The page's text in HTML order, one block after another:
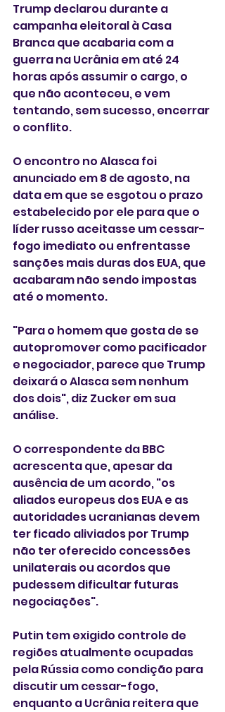
Trump declarou durante a
campanha eleitoral à Casa
Branca que acabaria com a
guerra na Ucrânia em até 24
horas após assumir o cargo, o
que não aconteceu, e vem
tentando, sem sucesso, encerrar
o conflito.
O encontro no Alasca foi
anunciado em 8 de agosto, na
data em que se esgotou o prazo
estabelecido por ele para que o
líder russo aceitasse um cessar-
fogo imediato ou enfrentasse
sanções mais duras dos EUA, que
acabaram não sendo impostas
até o momento.
"Para o homem que gosta de se
autopromover como pacificador
e negociador, parece que Trump
deixará o Alasca sem nenhum
dos dois", diz Zucker em sua
análise.
O correspondente da BBC
acrescenta que, apesar da
ausência de um acordo, "os
aliados europeus dos EUA e as
autoridades ucranianas devem
ter ficado aliviados por Trump
não ter oferecido concessões
unilaterais ou acordos que
pudessem dificultar futuras
negociações".
Putin tem exigido controle de
regiões atualmente ocupadas
pela Rússia como condição para
discutir um cessar-fogo,
enquanto a Ucrânia reitera que